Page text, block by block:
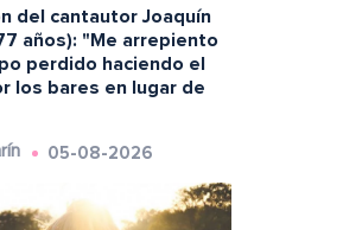
del cantautor Joaquín
años): "Me arrepiento
perdido haciendo el
los bares en lugar de
05-08-2026